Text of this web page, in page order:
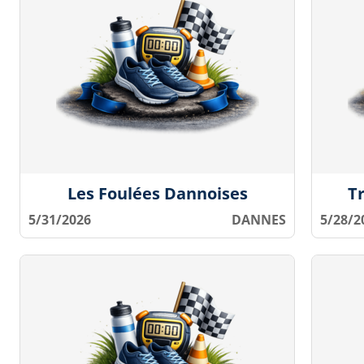
Les Foulées Dannoises
5/31/2026 DANNES 5/28/